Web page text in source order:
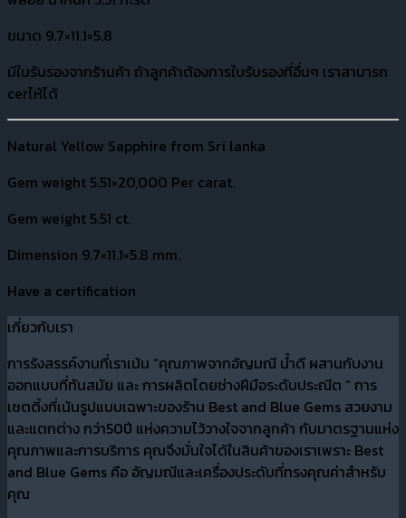
ขนาด 9.7×11.1×5.8
มีใบรับรองจากร้านค้า ถ้าลูกค้าต้องการใบรับรองที่อื่นๆ เราสามารถ
cerไห้ได้
Natural Yellow Sapphire from Sri lanka
Gem weight 5.51×20,000 Per carat.
Gem weight 5.51 ct.
Dimension 9.7×11.1×5.8 mm.
Have a certification
เกี่ยวกับเรา
การรังสรรค์งานที่เราเน้น “คุณภาพจากอัญมณี น้ำดี ผสานกับงาน
ออกแบบที่ทันสมัย และ การผลิตโดยช่างฝีมือระดับประณีต “ การ
เซตติ้งที่เน้นรูปแบบเฉพาะของร้าน Best and Blue Gems สวยงาม
และแตกต่าง กว่า50ปี แห่งความไว้วางใจจากลูกค้า กับมาตรฐานแห่ง
คุณภาพและการบริการ คุณจึงมั่นใจได้ในสินค้าของเราเพราะ Best
and Blue Gems คือ อัญมณีและเครื่องประดับที่ทรงคุณค่าสำหรับ
คุณ